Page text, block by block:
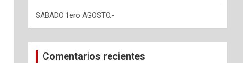
SABADO 1ero AGOSTO.-
Comentarios recientes